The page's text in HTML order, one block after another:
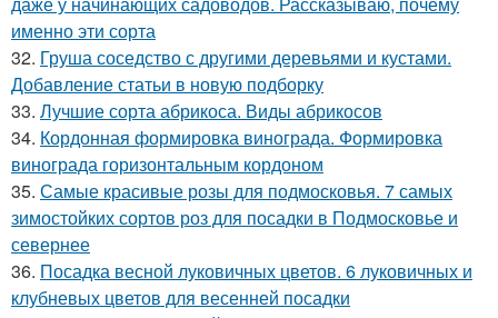
именно эти сорта
32. Груша соседство с другими деревьями и кустами.
Добавление статьи в новую подборку
33. Лучшие сорта абрикоса. Виды абрикосов
34. Кордонная формировка винограда. Формировка
винограда горизонтальным кордоном
35. Самые красивые розы для подмосковья. 7 самых
зимостойких сортов роз для посадки в Подмосковье и
севернее
36. Посадка весной луковичных цветов. 6 луковичных и
клубневых цветов для весенней посадки